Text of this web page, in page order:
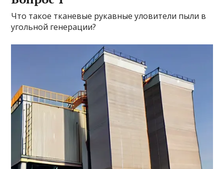
Что такое тканевые рукавные уловители пыли в
угольной генерации?